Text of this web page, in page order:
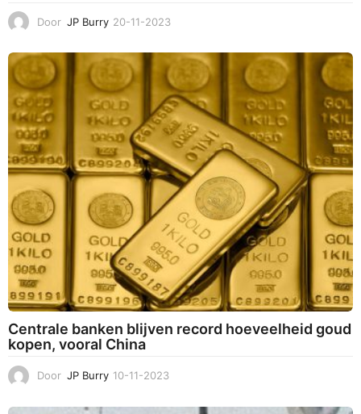
Door JP Burry 20-11-2023
-
1
-
2
0
2
3
Centrale banken blijven record hoeveelheid goud
kopen, vooral China
Door JP Burry 10-11-2023
-